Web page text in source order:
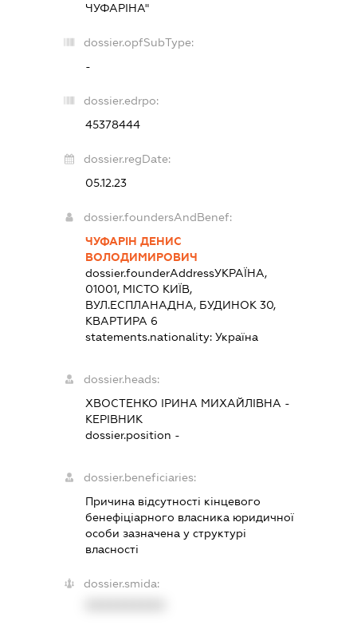
ЧУФАРІНА"
dossier.opfSubType:
-
dossier.edrpo:
45378444
dossier.regDate:
05.12.23
dossier.foundersAndBenef:
ЧУФАРІН ДЕНИС
ВОЛОДИМИРОВИЧ
dossier.founderAddressУКРАЇНА,
01001, МІСТО КИЇВ,
ВУЛ.ЕСПЛАНАДНА, БУДИНОК 30,
КВАРТИРА 6
statements.nationality: Україна
dossier.heads:
ХВОСТЕНКО ІРИНА МИХАЙЛІВНА -
КЕРІВНИК
dossier.position -
dossier.beneficiaries:
Причина відсутності кінцевого
бенефіціарного власника юридичної
особи зазначена у структурі
власності
dossier.smida: